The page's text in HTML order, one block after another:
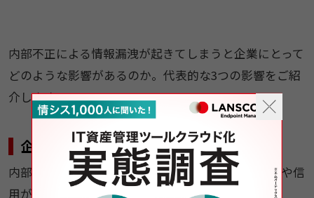
内部不正による情報漏洩が起きてしまうと企業にとって
どのような影響があるのか。代表的な3つの影響をご紹
介します。
企業の評判・信用の低下
内部不正による情報漏洩が発生すると、企業の評判や信
用が大きく低下することがあります。